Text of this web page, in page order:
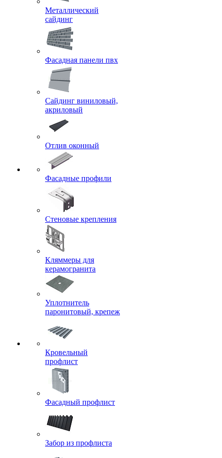
Металлический
сайдинг
Фасадная панели пвх
Сайдинг виниловый,
акриловый
Отлив оконный
Фасадные профили
Стеновые крепления
Кляммеры для
керамогранита
Уплотнитель
паронитовый, крепеж
Кровельный
профлист
Фасадный профлист
Забор из профлиста